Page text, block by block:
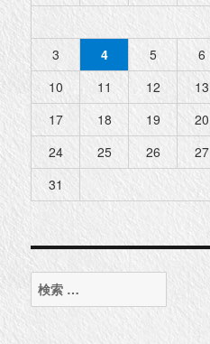
3
4 5 6
10
11 12 13
17
18 19 20
24
25 26 27
31
検
索
象: